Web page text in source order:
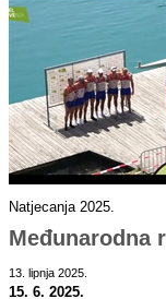
Natjecanja 2025.
Međunarodna
13. lipnja 2025.
15. 6. 2025.